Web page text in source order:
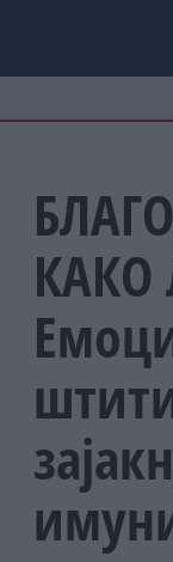
КАКО